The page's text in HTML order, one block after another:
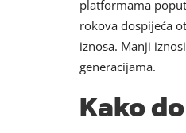
platformama
rokova dospijeća
iznosa. Manji
generacijama.
Kako